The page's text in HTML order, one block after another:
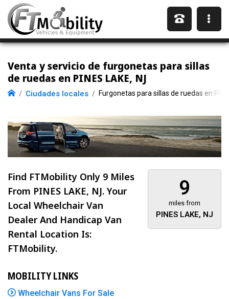
Venta y servicio de furgonetas para sillas
de ruedas en PINES LAKE, NJ
Ciudades locales Furgonetas para sillas de ruedas en
9
miles from
PINES LAKE, NJ
Find FTMobility Only 9 Miles
From PINES LAKE, NJ. Your
Local Wheelchair Van
Dealer And Handicap Van
Rental Location Is:
FTMobility.
MOBILITY LINKS
Wheelchair Vans For Sale